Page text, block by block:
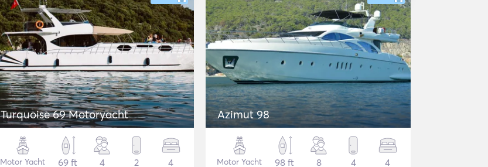
Turquoise 69 Motoryacht
Motor Yacht
69 ft
4 2 4
Azimut 98
Motor Yacht
98 ft
8 4 4